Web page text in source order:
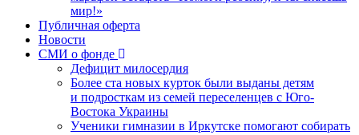
мир!»
Публичная оферта
Новости
СМИ о фонде
Дефицит милосердия
Более ста новых курток были выданы детям
и подросткам из семей переселенцев с Юго-
Востока Украины
Ученики гимназии в Иркутске помогают собирать